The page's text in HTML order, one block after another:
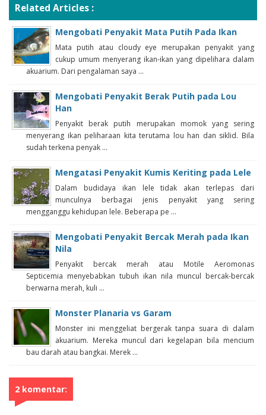
Related Articles :
Mengobati Penyakit Mata Putih Pada Ikan
Mata putih atau cloudy eye merupakan penyakit yang
cukup umum menyerang ikan-ikan yang dipelihara dalam
akuarium. Dari pengalaman saya ...
Mengobati Penyakit Berak Putih pada Lou
Han
Penyakit berak putih merupakan momok yang sering
menyerang ikan peliharaan kita terutama lou han dan siklid. Bila
sudah terkena penyak ...
Mengatasi Penyakit Kumis Keriting pada Lele
Dalam budidaya ikan lele tidak akan terlepas dari
munculnya berbagai jenis penyakit yang sering
mengganggu kehidupan lele. Beberapa pe ...
Mengobati Penyakit Bercak Merah pada Ikan
Nila
Penyakit bercak merah atau Motile Aeromonas
Septicemia menyebabkan tubuh ikan nila muncul bercak-bercak
berwarna merah, kuli ...
Monster Planaria vs Garam
Monster ini menggeliat bergerak tanpa suara di dalam
akuarium. Mereka muncul dari kegelapan bila mencium
bau darah atau bangkai. Merek ...
2 komentar: